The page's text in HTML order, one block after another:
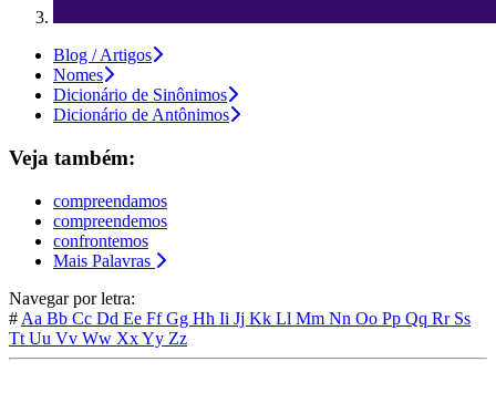
Blog / Artigos
Nomes
Dicionário de Sinônimos
Dicionário de Antônimos
Veja também:
compreendamos
compreendemos
confrontemos
Mais Palavras
Navegar por letra:
# Aa Bb Cc Dd Ee FfGg Hh Ii Jj Kk Ll Mm Nn Oo Pp Qq Rr Ss
Tt Uu Vv Ww XxYy Zz